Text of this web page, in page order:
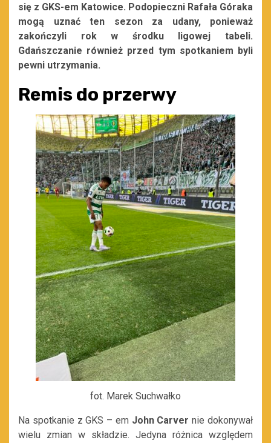
się z GKS-em Katowice. Podopieczni Rafała Góraka
mogą uznać ten sezon za udany, ponieważ
zakończyli rok w środku ligowej tabeli.
Gdańszczanie również przed tym spotkaniem byli
pewni utrzymania.
Remis do przerwy
fot. Marek Suchwałko
Na spotkanie z GKS – em John Carvernie dokonywał
wielu zmian w składzie. Jedyna różnica względem